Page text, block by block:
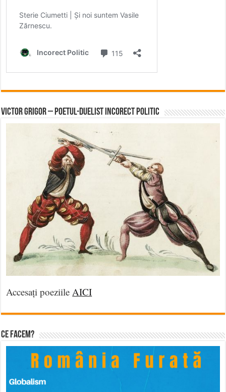
Victor Grigor – Poetul-Duelist Incorect Politic
Accesați poeziile AICI
Ce facem?